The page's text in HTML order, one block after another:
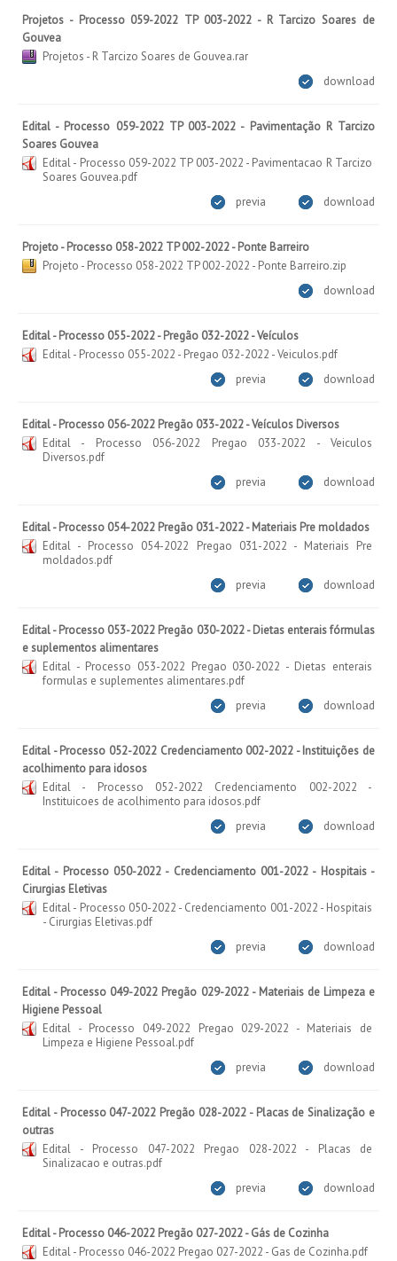
Projetos - Processo 059-2022 TP 003-2022 - R Tarcizo Soares de
Gouvea
Projetos - R Tarcizo Soares de Gouvea.rar
download
Edital - Processo 059-2022 TP 003-2022 - Pavimentação R Tarcizo
Soares Gouvea
Edital - Processo 059-2022 TP 003-2022 - Pavimentacao R Tarcizo
Soares Gouvea.pdf
download
previa
Projeto - Processo 058-2022 TP 002-2022 - Ponte Barreiro
Projeto - Processo 058-2022 TP 002-2022 - Ponte Barreiro.zip
download
Edital - Processo 055-2022 - Pregão 032-2022 - Veículos
Edital - Processo 055-2022 - Pregao 032-2022 - Veiculos.pdf
download
previa
Edital - Processo 056-2022 Pregão 033-2022 - Veículos Diversos
Edital - Processo 056-2022 Pregao 033-2022 - Veiculos
Diversos.pdf
download
previa
Edital - Processo 054-2022 Pregão 031-2022 - Materiais Pre moldados
Edital - Processo 054-2022 Pregao 031-2022 - Materiais Pre
moldados.pdf
download
previa
Edital - Processo 053-2022 Pregão 030-2022 - Dietas enterais fórmulas
e suplementos alimentares
Edital - Processo 053-2022 Pregao 030-2022 - Dietas enterais
formulas e suplementes alimentares.pdf
download
previa
Edital - Processo 052-2022 Credenciamento 002-2022 - Instituições de
acolhimento para idosos
Edital - Processo 052-2022 Credenciamento 002-2022 -
Instituicoes de acolhimento para idosos.pdf
download
previa
Edital - Processo 050-2022 - Credenciamento 001-2022 - Hospitais -
Cirurgias Eletivas
Edital - Processo 050-2022 - Credenciamento 001-2022 - Hospitais
- Cirurgias Eletivas.pdf
download
previa
Edital - Processo 049-2022 Pregão 029-2022 - Materiais de Limpeza e
Higiene Pessoal
Edital - Processo 049-2022 Pregao 029-2022 - Materiais de
Limpeza e Higiene Pessoal.pdf
download
previa
Edital - Processo 047-2022 Pregão 028-2022 - Placas de Sinalização e
outras
Edital - Processo 047-2022 Pregao 028-2022 - Placas de
Sinalizacao e outras.pdf
download
previa
Edital - Processo 046-2022 Pregão 027-2022 - Gás de Cozinha
Edital - Processo 046-2022 Pregao 027-2022 - Gas de Cozinha.pdf